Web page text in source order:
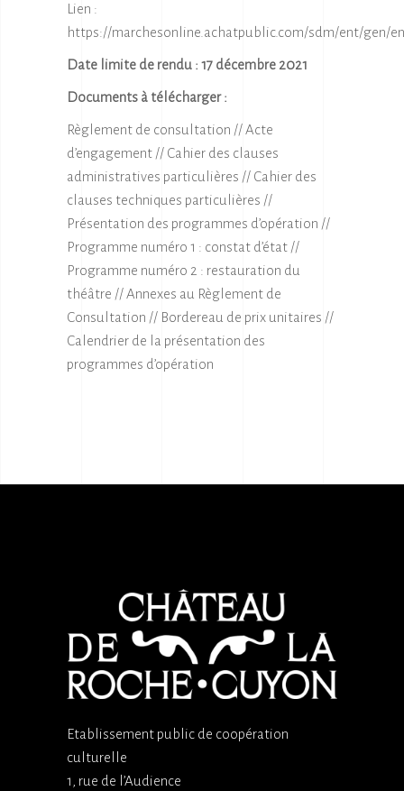
Lien :
https://marchesonline.achatpublic.com/sdm/ent/gen/
Date limite de rendu : 17 décembre 2021
Documents à télécharger :
Règlement de consultation //Acte
d’engagement // Cahier des clauses
administratives particulières // Cahier des
clauses techniques particulières //
Présentation des programmes d’opération //
Programme numéro 1 : constat d’état //
Programme numéro 2 : restauration du
théâtre //Annexes au Règlement de
Consultation // Bordereau de prix unitaires //
Calendrier de la présentation des
programmes d’opération
Etablissement public de coopération
culturelle
1, rue de l’Audience